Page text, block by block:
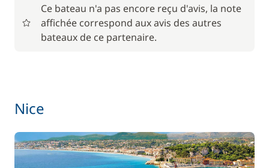
Ce bateau n'a pas encore reçu d'avis, la note
affichée correspond aux avis des autres
bateaux de ce partenaire.
Nice